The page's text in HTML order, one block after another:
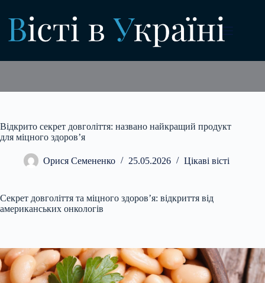
вмісту
Відкрито секрет довголіття: названо найкращий продукт
для міцного здоров’я
Орися Семененко 25.05.2026 Цікаві вісті
Секрет довголіття та міцного здоров’я: відкриття від
американських онкологів